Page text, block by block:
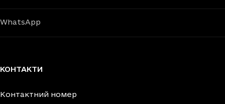
WhatsApp
КОНТАКТИ
Контактний номер